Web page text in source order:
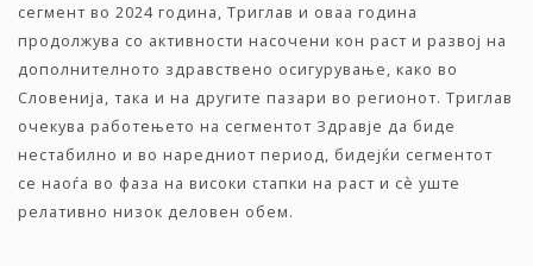
сегмент во 2024 година, Триглав и оваа година
продолжува со активности насочени кон раст и развој на
дополнителното здравствено осигурување, како во
Словенија, така и на другите пазари во регионот. Триглав
очекува работењето на сегментот Здравје да биде
нестабилно и во наредниот период, бидејќи сегментот
се наоѓа во фаза на високи стапки на раст и сè уште
релативно низок деловен обем.